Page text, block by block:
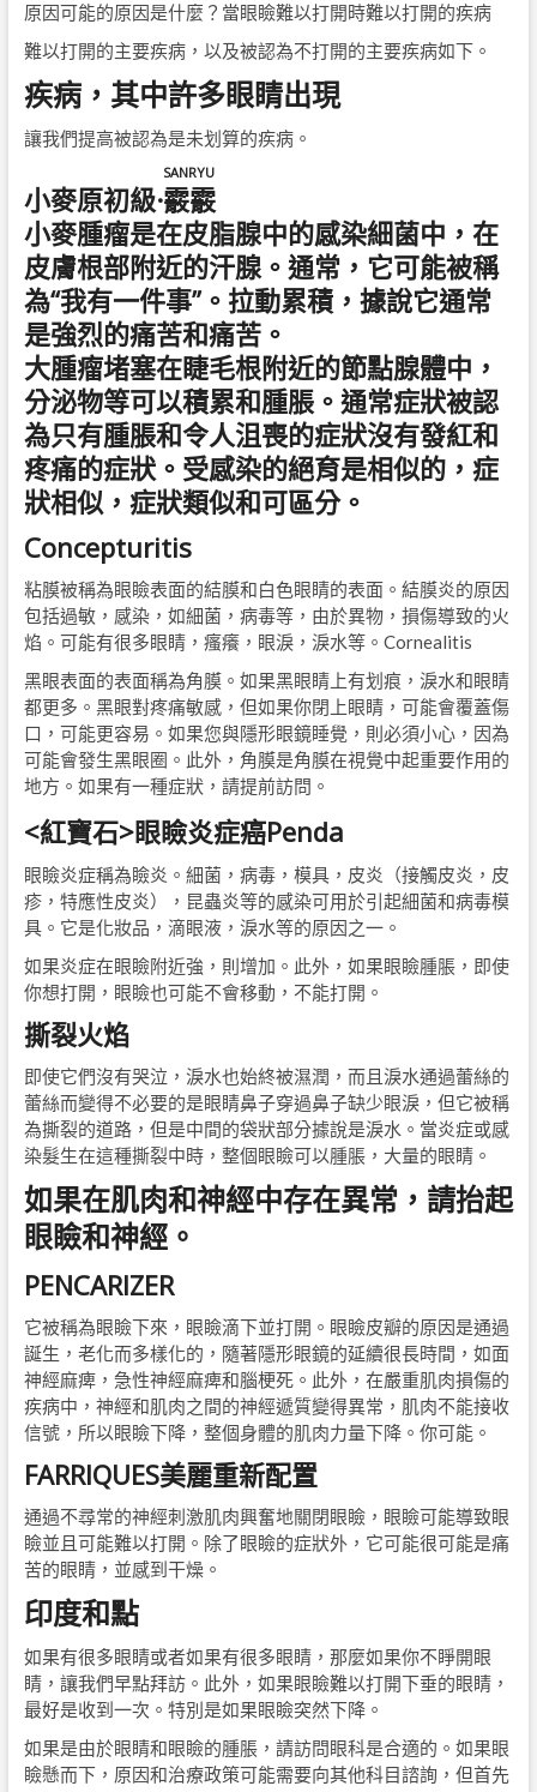
原因可能的原因是什麼？當眼瞼難以打開時難以打開的疾病
難以打開的主要疾病，以及被認為不打開的主要疾病如下。
疾病，其中許多眼睛出現
讓我們提高被認為是未划算的疾病。
小麥原初級·霰霰
SANRYU
小麥腫瘤是在皮脂腺中的感染細菌中，在
皮膚根部附近的汗腺。通常，它可能被稱
為“我有一件事”。拉動累積，據說它通常
是強烈的痛苦和痛苦。
大腫瘤堵塞在睫毛根附近的節點腺體中，
分泌物等可以積累和腫脹。通常症狀被認
為只有腫脹和令人沮喪的症狀沒有發紅和
疼痛的症狀。受感染的絕育是相似的，症
狀相似，症狀類似和可區分。
Concepturitis
粘膜被稱為眼瞼表面的結膜和白色眼睛的表面。結膜炎的原因
包括過敏，感染，如細菌，病毒等，由於異物，損傷導致的火
焰。可能有很多眼睛，瘙癢，眼淚，淚水等。Cornealitis
黑眼表面的表面稱為角膜。如果黑眼睛上有划痕，淚水和眼睛
都更多。黑眼對疼痛敏感，但如果你閉上眼睛，可能會覆蓋傷
口，可能更容易。如果您與隱形眼鏡睡覺，則必須小心，因為
可能會發生黑眼圈。此外，角膜是角膜在視覺中起重要作用的
地方。如果有一種症狀，請提前訪問。
<紅寶石>眼瞼炎症癌Penda
眼瞼炎症稱為瞼炎。細菌，病毒，模具，皮炎（接觸皮炎，皮
疹，特應性皮炎），昆蟲炎等的感染可用於引起細菌和病毒模
具。它是化妝品，滴眼液，淚水等的原因之一。
如果炎症在眼瞼附近強，則增加。此外，如果眼瞼腫脹，即使
你想打開，眼瞼也可能不會移動，不能打開。
撕裂火焰
即使它們沒有哭泣，淚水也始終被濕潤，而且淚水通過蕾絲的
蕾絲而變得不必要的是眼睛鼻子穿過鼻子缺少眼淚，但它被稱
為撕裂的道路，但是中間的袋狀部分據說是淚水。當炎症或感
染髮生在這種撕裂中時，整個眼瞼可以腫脹，大量的眼睛。
如果在肌肉和神經中存在異常，請抬起
眼瞼和神經。
PENCARIZER
它被稱為眼瞼下來，眼瞼滴下並打開。眼瞼皮瓣的原因是通過
誕生，老化而多樣化的，隨著隱形眼鏡的延續很長時間，如面
神經麻痺，急性神經麻痺和腦梗死。此外，在嚴重肌肉損傷的
疾病中，神經和肌肉之間的神經遞質變得異常，肌肉不能接收
信號，所以眼瞼下降，整個身體的肌肉力量下降。你可能。
FARRIQUES美麗重新配置
通過不尋常的神經刺激肌肉興奮地關閉眼瞼，眼瞼可能導致眼
瞼並且可能難以打開。除了眼瞼的症狀外，它可能很可能是痛
苦的眼睛，並感到干燥。
印度和點
如果有很多眼睛或者如果有很多眼睛，那麼如果你不睜開眼
睛，讓我們早點拜訪。此外，如果眼瞼難以打開下垂的眼睛，
最好是收到一次。特別是如果眼瞼突然下降。
如果是由於眼睛和眼瞼的腫脹，請訪問眼科是合適的。如果眼
瞼懸而下，原因和治療政策可能需要向其他科目諮詢，但首先